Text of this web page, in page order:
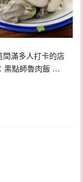
間滿多人打卡的店
黑點師魯肉飯 …